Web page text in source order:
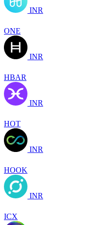
INR
ONE
INR
HBAR
INR
HOT
INR
HOOK
INR
ICX